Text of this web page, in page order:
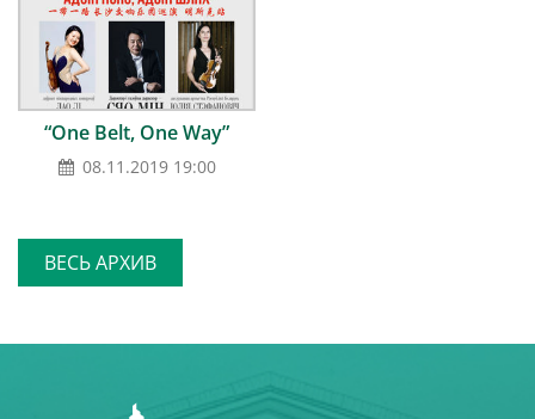
“One Belt, One Way”
08.11.2019 19:00
ВЕСЬ АРХИВ